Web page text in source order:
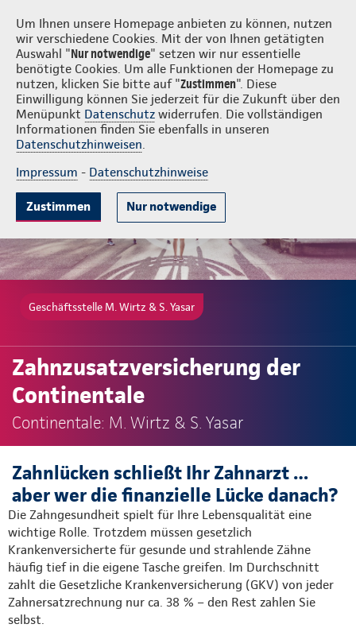
Um Ihnen unsere Homepage anbieten zu können, nutzen
wir verschiedene Cookies. Mit der von Ihnen getätigten
Auswahl "Nur notwendige" setzen wir nur essentielle
benötigte Cookies. Um alle Funktionen der Homepage zu
nutzen, klicken Sie bitte auf "Zustimmen". Diese
Einwilligung können Sie jederzeit für die Zukunft über den
Menüpunkt Datenschutz widerrufen. Die vollständigen
Informationen finden Sie ebenfalls in unseren
Datenschutzhinweisen.
Impressum - Datenschutzhinweise
Zustimmen Nur notwendige
M. Wirtz & S. Yasar Login
Gute Gründe Tarife & Leistungen Wissenswertes Beratung &
Geschäftsstelle M. Wirtz & S. Yasar
Zahnzusatzversicherung der
Continentale
Continentale: M. Wirtz & S. Yasar
Zahnlücken schließt Ihr Zahnarzt …
aber wer die finanzielle Lücke danach?
Die Zahngesundheit spielt für Ihre Lebensqualität eine
wichtige Rolle. Trotzdem müssen gesetzlich
Krankenversicherte für gesunde und strahlende Zähne
häufig tief in die eigene Tasche greifen. Im Durchschnitt
zahlt die Gesetzliche Krankenversicherung (GKV) von jeder
Zahnersatzrechnung nur ca. 38 % – den Rest zahlen Sie
selbst.​